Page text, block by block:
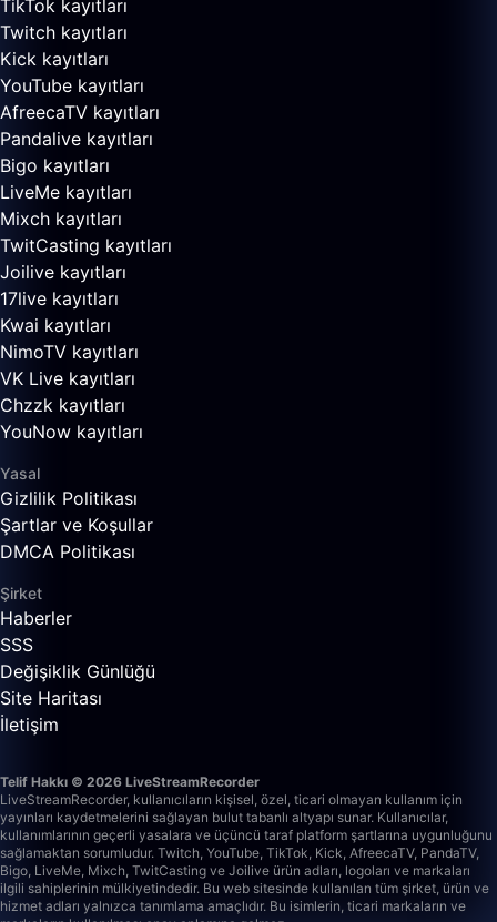
TikTok kayıtları
Twitch kayıtları
Kick kayıtları
YouTube kayıtları
AfreecaTV kayıtları
Pandalive kayıtları
Bigo kayıtları
LiveMe kayıtları
Mixch kayıtları
TwitCasting kayıtları
Joilive kayıtları
17live kayıtları
Kwai kayıtları
NimoTV kayıtları
VK Live kayıtları
Chzzk kayıtları
YouNow kayıtları
Yasal
Gizlilik Politikası
Şartlar ve Koşullar
DMCA Politikası
Şirket
Haberler
SSS
Değişiklik Günlüğü
Site Haritası
İletişim
Telif Hakkı © 2026 LiveStreamRecorder
LiveStreamRecorder, kullanıcıların kişisel, özel, ticari olmayan kullanım için
yayınları kaydetmelerini sağlayan bulut tabanlı altyapı sunar. Kullanıcılar,
kullanımlarının geçerli yasalara ve üçüncü taraf platform şartlarına uygunluğunu
sağlamaktan sorumludur. Twitch, YouTube, TikTok, Kick, AfreecaTV, PandaTV,
Bigo, LiveMe, Mixch, TwitCasting ve Joilive ürün adları, logoları ve markaları
ilgili sahiplerinin mülkiyetindedir. Bu web sitesinde kullanılan tüm şirket, ürün ve
hizmet adları yalnızca tanımlama amaçlıdır. Bu isimlerin, ticari markaların ve